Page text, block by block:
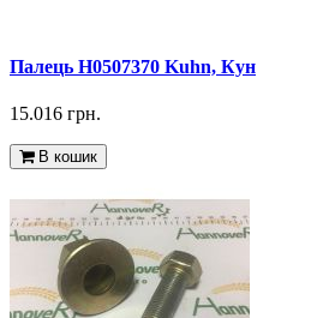
Палець H0507370 Kuhn, Кун
15.016 грн.
В кошик